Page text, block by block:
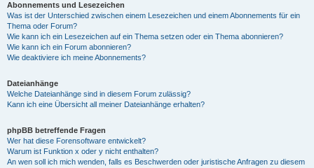
Abonnements und Lesezeichen
Was ist der Unterschied zwischen einem Lesezeichen und einem Abonnements für ein
Thema oder Forum?
Wie kann ich ein Lesezeichen auf ein Thema setzen oder ein Thema abonnieren?
Wie kann ich ein Forum abonnieren?
Wie deaktiviere ich meine Abonnements?
Dateianhänge
Welche Dateianhänge sind in diesem Forum zulässig?
Kann ich eine Übersicht all meiner Dateianhänge erhalten?
phpBB betreffende Fragen
Wer hat diese Forensoftware entwickelt?
Warum ist Funktion x oder y nicht enthalten?
An wen soll ich mich wenden, falls es Beschwerden oder juristische Anfragen zu diesem